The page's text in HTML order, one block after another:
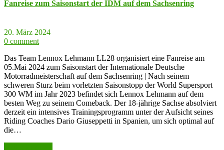
Fanreise zum Saisonstart der IDM auf dem Sachsenring
20. März 2024
0 comment
Das Team Lennox Lehmann LL28 organisiert eine Fanreise am
05.Mai 2024 zum Saisonstart der Internationale Deutsche
Motorradmeisterschaft auf dem Sachsenring | Nach seinem
schweren Sturz beim vorletzten Saisonstopp der World Supersport
300 WM im Jahr 2023 befindet sich Lennox Lehmann auf dem
besten Weg zu seinem Comeback. Der 18-jährige Sachse absolviert
derzeit ein intensives Trainingsprogramm unter der Aufsicht seines
Riding Coaches Dario Giuseppetti in Spanien, um sich optimal auf
die…